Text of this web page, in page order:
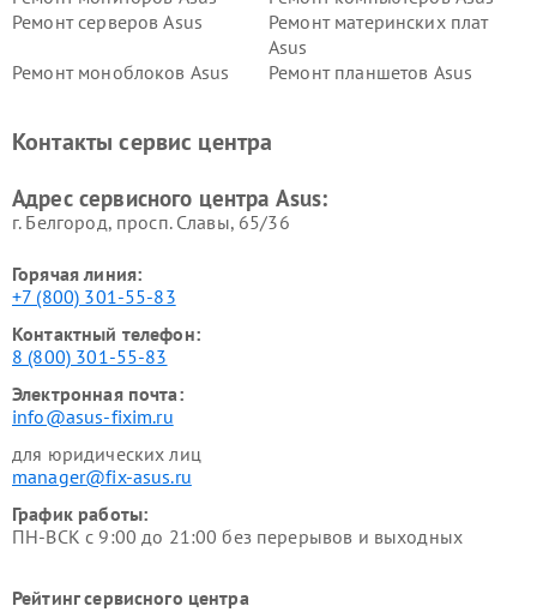
Ремонт серверов Asus
Ремонт материнских плат
Asus
Ремонт моноблоков Asus
Ремонт планшетов Asus
Контакты сервис центра
Адрес сервисного центра Asus:
г. Белгород, просп. Славы, 65/36
Горячая линия:
+7 (800) 301-55-83
Контактный телефон:
8 (800) 301-55-83
Электронная почта:
info@asus-fixim.ru
для юридических лиц
manager@fix-asus.ru
График работы:
ПН-ВСК с 9:00 до 21:00 без перерывов и выходных
Рейтинг сервисного центра